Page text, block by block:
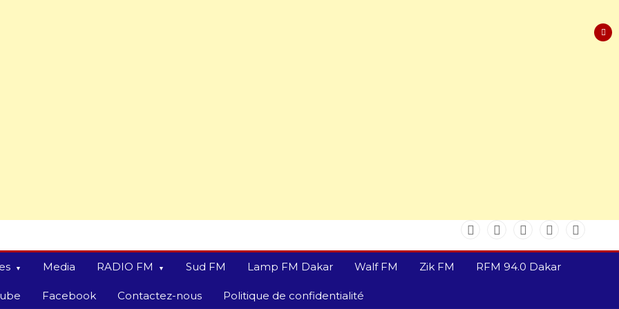
Media RADIO FM Sud FM Lamp FM Dakar Walf FM Zik FM RFM 94.0 Dakar
Facebook Contactez-nous Politique de confidentialité